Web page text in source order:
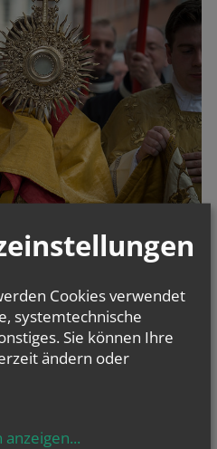
Cookies verwendet
systemtechnische
Sie können Ihre
ändern oder
...